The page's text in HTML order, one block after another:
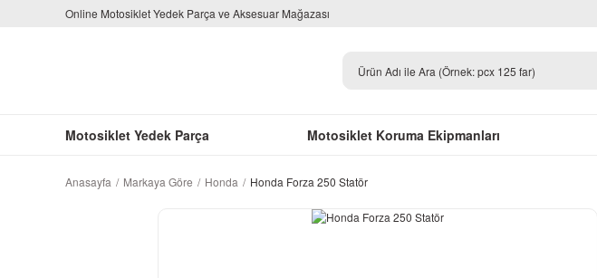
Online Motosiklet Yedek Parça ve Aksesuar Mağazası
Motosiklet Yedek Parça Motosiklet Koruma Ekipmanları
Anasayfa Markaya Göre Honda Honda Forza 250 Statör